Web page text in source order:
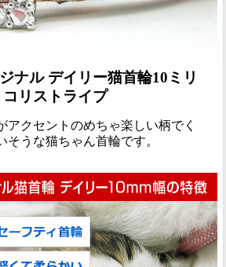
ナル デイリー猫首輪10ミリ
リストライプ
アクセントのめちゃ楽しい柄でく
そうな猫ちゃん首輪です。